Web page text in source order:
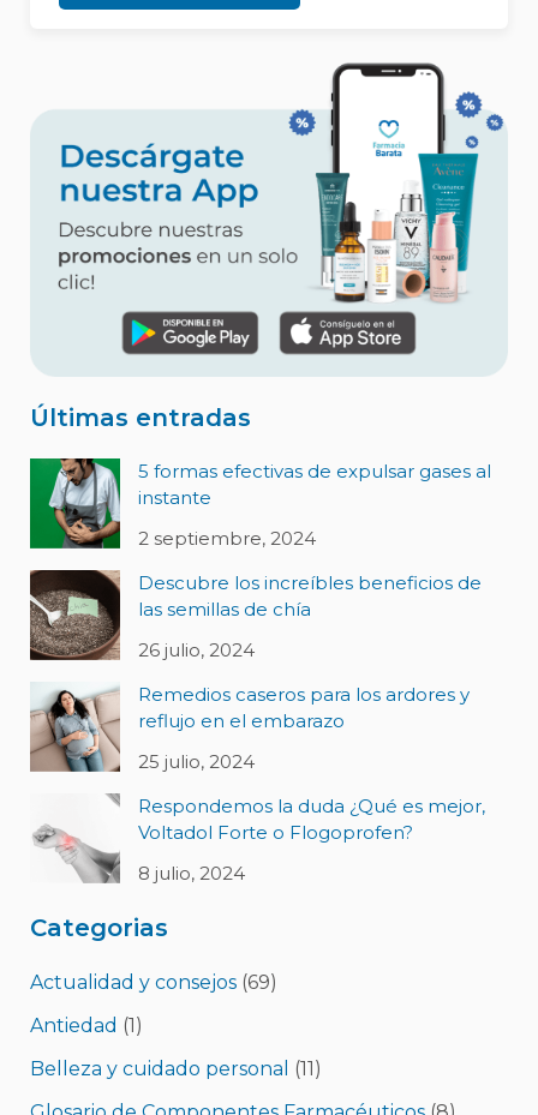
Últimas entradas
5 formas efectivas de expulsar gases al
instante
2 septiembre, 2024
Descubre los increíbles beneficios de
las semillas de chía
26 julio, 2024
Remedios caseros para los ardores y
reflujo en el embarazo
25 julio, 2024
Respondemos la duda ¿Qué es mejor,
Voltadol Forte o Flogoprofen?
8 julio, 2024
Categorias
Actualidad y consejos(69)
Antiedad (1)
Belleza y cuidado personal (11)